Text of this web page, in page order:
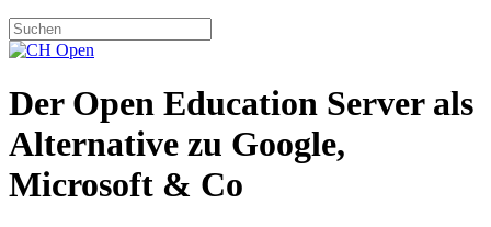
Der Open Education Server als
Alternative zu Google,
Microsoft & Co